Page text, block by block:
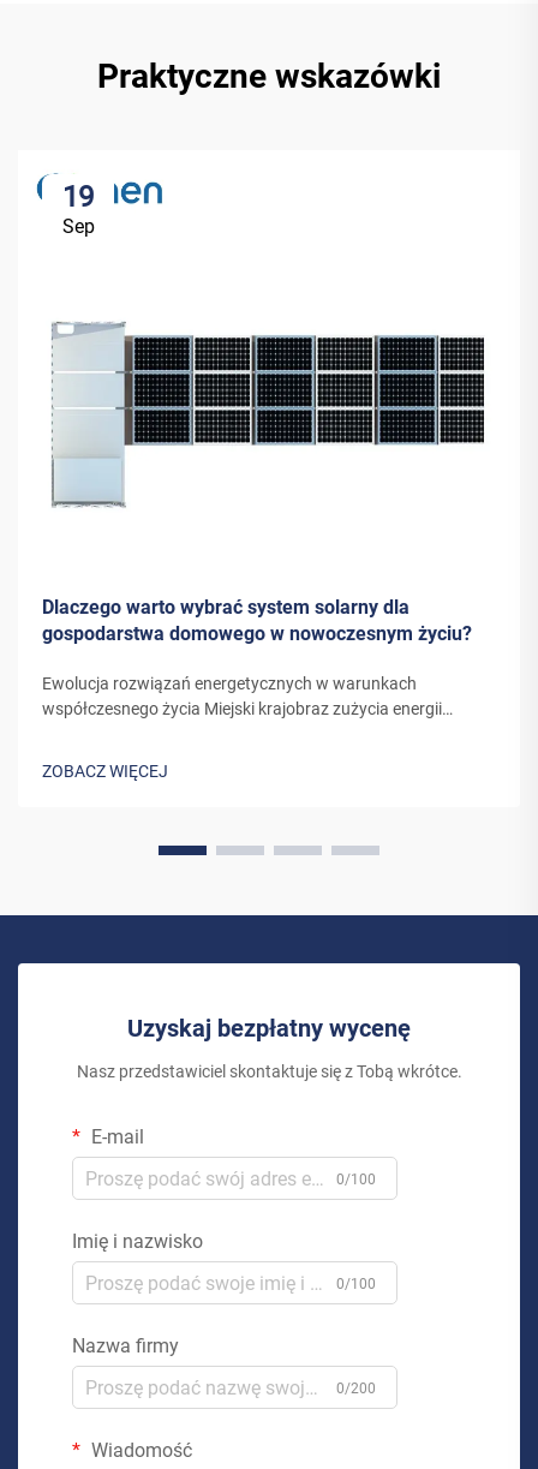
Praktyczne wskazówki
19
Sep
Dlaczego warto wybrać system solarny dla
gospodarstwa domowego w nowoczesnym życiu?
Ewolucja rozwiązań energetycznych w warunkach
współczesnego życia Miejski krajobraz zużycia energii
alternatyw dla tradycyjnych źródeł energii...
ZOBACZ WIĘCEJ
Uzyskaj bezpłatny wycenę
Nasz przedstawiciel skontaktuje się z Tobą wkrótce.
E-mail
0/100
Imię i nazwisko
0/100
Nazwa firmy
0/200
Wiadomość